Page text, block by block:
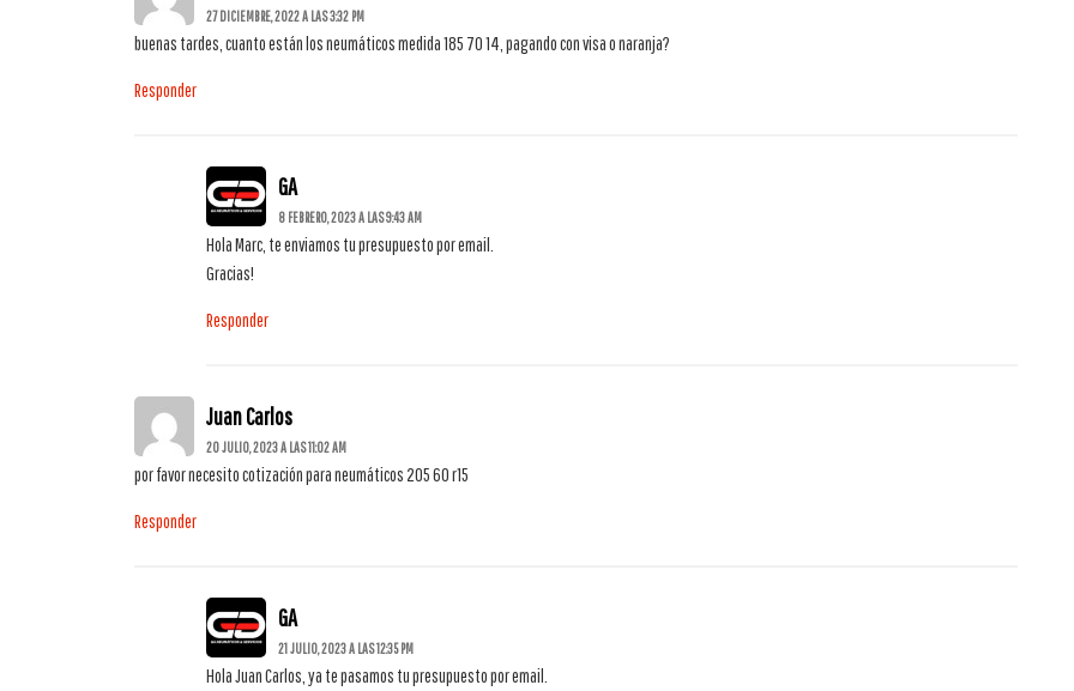
27 DICIEMBRE, 2022 A LAS 3:32 PM
buenas tardes, cuanto están los neumáticos medida 185 70 14, pagando con visa o naranja?
Responder
GA
8 FEBRERO, 2023 A LAS 9:43 AM
Hola Marc, te enviamos tu presupuesto por email.
Gracias!
Responder
Juan Carlos
20 JULIO, 2023 A LAS 11:02 AM
por favor necesito cotización para neumáticos 205 60 r15
Responder
GA
21 JULIO, 2023 A LAS 12:35 PM
Hola Juan Carlos, ya te pasamos tu presupuesto por email.